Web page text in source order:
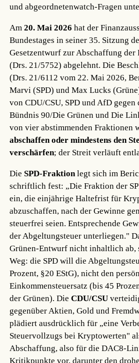
und abgeordnetenwatch-Fragen
Am20. Mai 2026 hat der
Bundestages in seiner 35. Sitzung
Gesetzentwurf zur Abschaffung
(Drs. 21/5752) abgelehnt. Die
(Drs. 21/6112 vom 22. Mai 2026,
Marvi (SPD) und Max Lucks
von CDU/CSU, SPD und AfD gegen
Bündnis 90/Die Grünen und Die
von vier abstimmenden Fraktionen
abschaffen oder mindestens den
verschärfen; der Streit verläuft
DieSPD-Fraktion legt sich im
schriftlich fest: „Die Fraktion der
ein, die einjährige Haltefrist für
abzuschaffen, nach der Gewinne
steuerfrei seien. Entsprechende
der Abgeltungsteuer unterliegen."
Grünen-Entwurf nicht inhaltlich ab,
Weg: die SPD will die
Prozent, §20 EStG), nicht den
Einkommensteuersatz (bis 45
der Grünen). DieCDU/CSU
gegenüber Aktien, Gold und
plädiert ausdrücklich für „eine
Steuervollzugs bei Kryptowerten"
Abschaffung, also für die DAC8-
Kritikpunkte vor, darunter den